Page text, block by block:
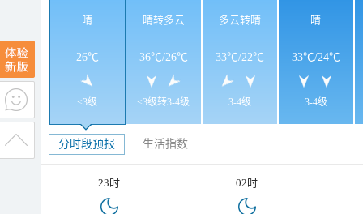
晴
26℃
<3级
晴转多云
36℃/26℃
<3级转3-4级
多云转晴
33℃/22℃
3-4级
晴
33℃/24℃
3-4级
分时段预报 生活指数
23时 02时